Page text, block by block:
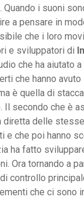
i suoni
a pensare in
che i loro
e sviluppatori di
che ha aiutato
che hanno
è quella di
Il secondo che è
delle
e che poi hanno
ha fatto
Ora tornando a
controllo
che ci sono